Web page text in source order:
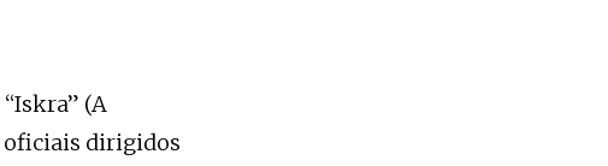
(A
oficiais dirigidos